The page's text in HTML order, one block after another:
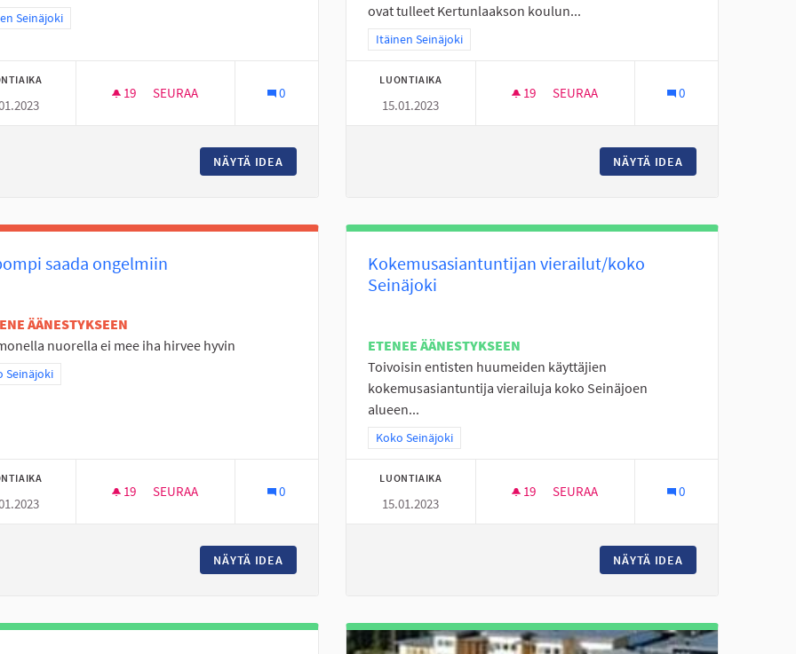
tulokset teeman mukaan: Itäinen Seinäjoki
Seinäjoki
19 19 SEURAAJAA
SEURAA
NURMON KESKUSTAN NUORISOTILA KENULLE LISÄÄ AUKIOLOAIKOJA.
0
NÄYTÄ IDEA NURMON KESKUSTAN NUORISOTILA KENULLE LISÄÄ AUKIOLOAIKOJA.
ovat tulleet Kertunlaakson koulun...
Rajaa tulokset teeman mukaan: Itäinen Seinäjoki
Itäinen Seinäjoki
LUONTIAIKA
15.01.2023
19 19 SEURAAJAA
SEURAA 0
NÄYTÄ IDEA
saada ongelmiin
ÄÄNESTYKSEEN
nuorella ei mee iha hirvee hyvin
tulokset teeman mukaan: Koko Seinäjoki
Seinäjoki
19 19 SEURAAJAA
SEURAA 0
NÄYTÄ IDEA
Kokemusasiantuntijan vierailut/koko
Seinäjoki
ETENEE ÄÄNESTYKSEEN
Toivoisin entisten huumeiden käyttäjien
kokemusasiantuntija vierailuja koko Seinäjoen
alueen...
Rajaa tulokset teeman mukaan: Koko Seinäjoki
Koko Seinäjoki
LUONTIAIKA
15.01.2023
19 19 SEURAAJAA
SEURAA 0
NÄYTÄ IDEA